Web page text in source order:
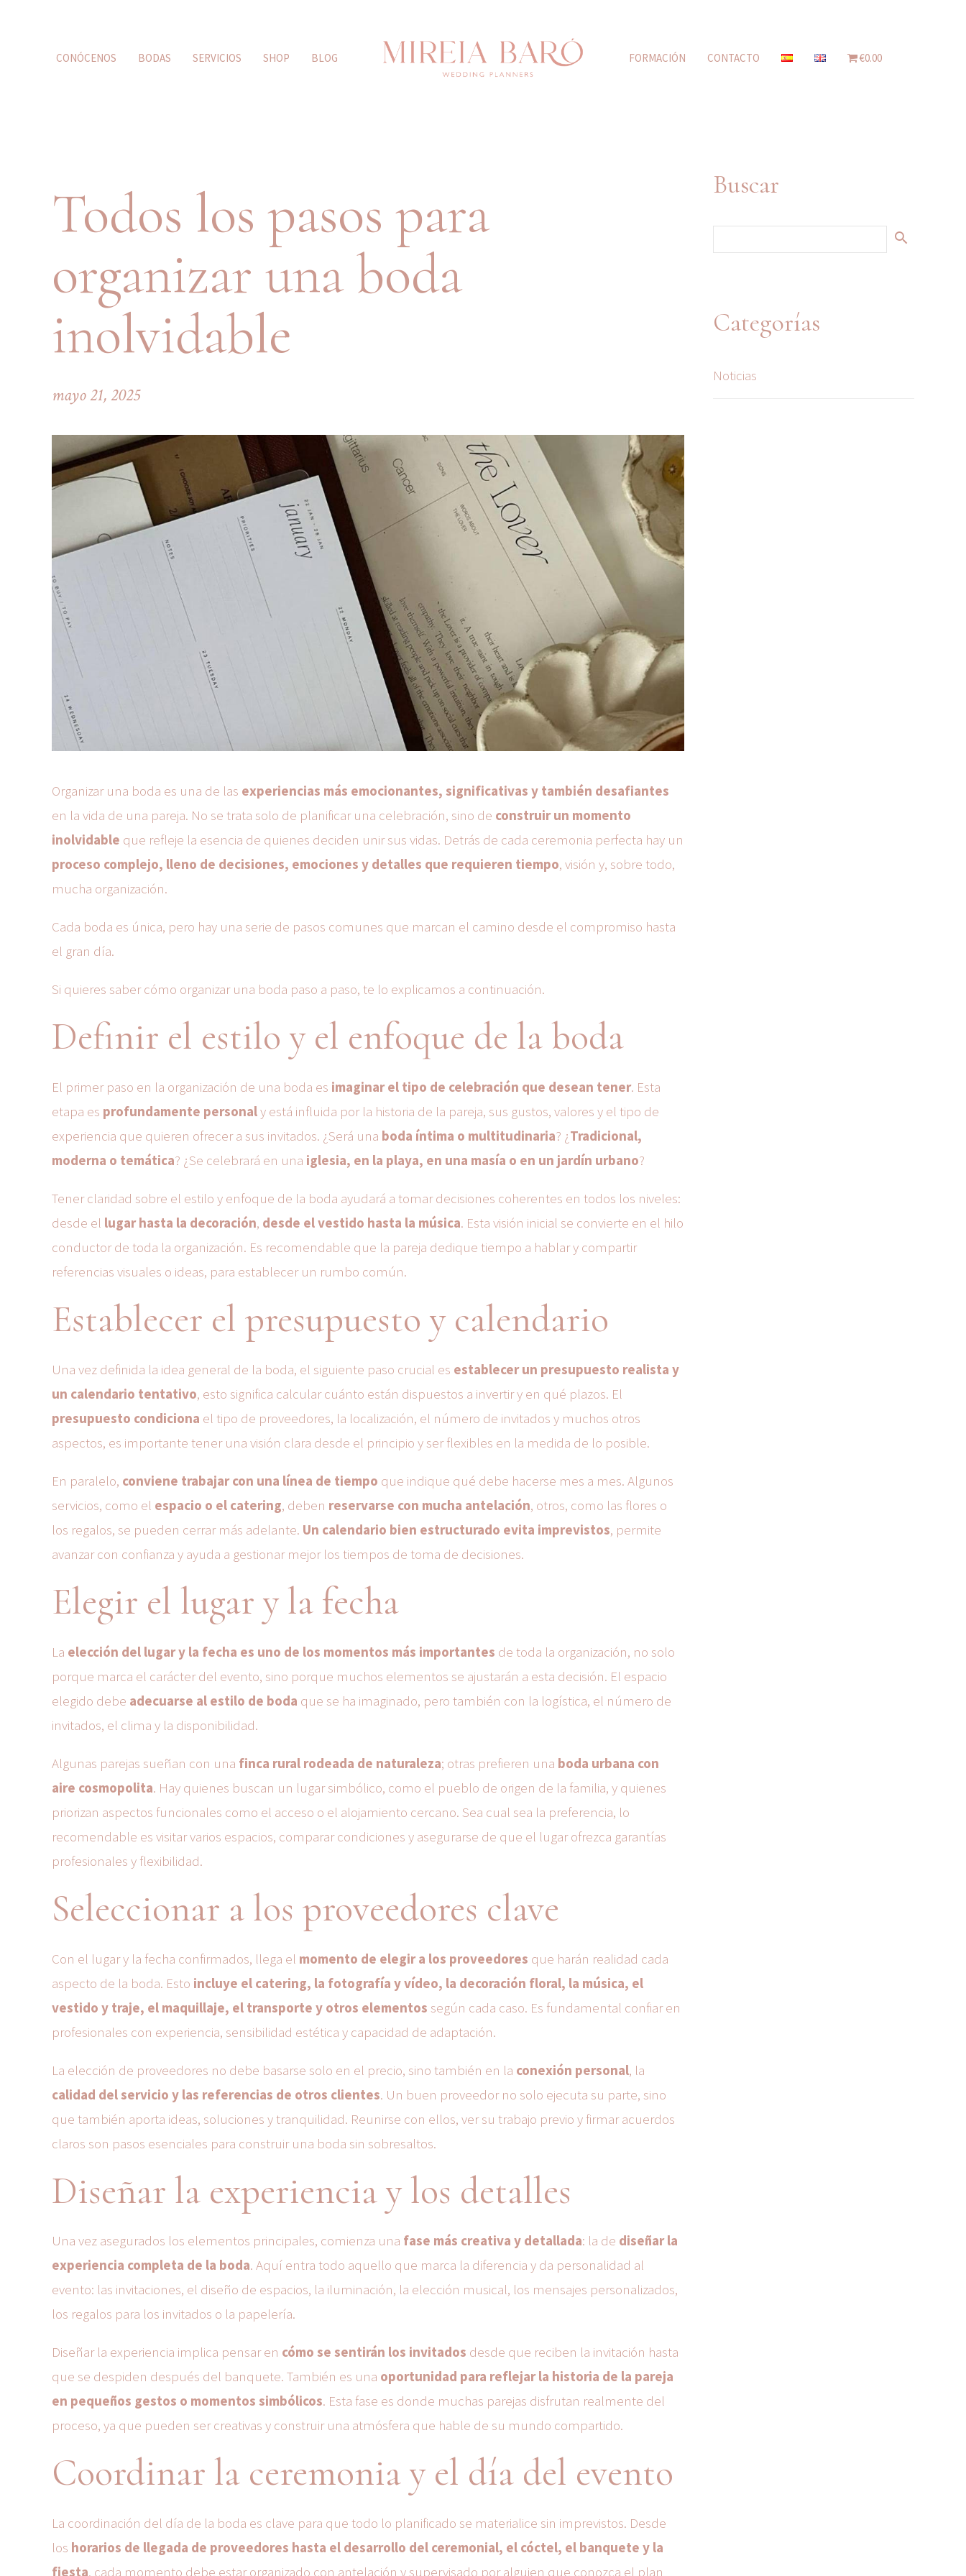
CONÓCENOS BODAS SERVICIOS SHOP BLOG FORMACIÓN CONTACTO €0.00
Todos los pasos para
organizar una boda
inolvidable
mayo 21, 2025
Organizar una boda es una de las experiencias más emocionantes, significativas y también desafiantes
en la vida de una pareja. No se trata solo de planificar una celebración, sino de construir un momento
inolvidable que refleje la esencia de quienes deciden unir sus vidas. Detrás de cada ceremonia perfecta hay un
proceso complejo, lleno de decisiones, emociones y detalles que requieren tiempo, visión y, sobre todo,
mucha organización.
Cada boda es única, pero hay una serie de pasos comunes que marcan el camino desde el compromiso hasta
el gran día.
Si quieres saber cómo organizar una boda paso a paso, te lo explicamos a continuación.
Definir el estilo y el enfoque de la boda
El primer paso en la organización de una boda es imaginar el tipo de celebración que desean tener. Esta
etapa es profundamente personaly está influida por la historia de la pareja, sus gustos, valores y el tipo de
experiencia que quieren ofrecer a sus invitados. ¿Será una boda íntima o multitudinaria? ¿Tradicional,
moderna o temática? ¿Se celebrará en una iglesia, en la playa, en una masía o en un jardín urbano?
Tener claridad sobre el estilo y enfoque de la boda ayudará a tomar decisiones coherentes en todos los niveles:
desde el lugar hasta la decoración, desde el vestido hasta la música. Esta visión inicial se convierte en el hilo
conductor de toda la organización. Es recomendable que la pareja dedique tiempo a hablar y compartir
referencias visuales o ideas, para establecer un rumbo común.
Establecer el presupuesto y calendario
Una vez definida la idea general de la boda, el siguiente paso crucial es establecer un presupuesto realista y
un calendario tentativo, esto significa calcular cuánto están dispuestos a invertir y en qué plazos. El
presupuesto condiciona el tipo de proveedores, la localización, el número de invitados y muchos otros
aspectos, es importante tener una visión clara desde el principio y ser flexibles en la medida de lo posible.
En paralelo, conviene trabajar con una línea de tiempo que indique qué debe hacerse mes a mes. Algunos
servicios, como el espacio o el catering, deben reservarse con mucha antelación, otros, como las flores o
los regalos, se pueden cerrar más adelante. Un calendario bien estructurado evita imprevistos, permite
avanzar con confianza y ayuda a gestionar mejor los tiempos de toma de decisiones.
Elegir el lugar y la fecha
La elección del lugar y la fecha es uno de los momentos más importantes de toda la organización, no solo
porque marca el carácter del evento, sino porque muchos elementos se ajustarán a esta decisión. El espacio
elegido debe adecuarse al estilo de boda que se ha imaginado, pero también con la logística, el número de
invitados, el clima y la disponibilidad.
Algunas parejas sueñan con una finca rural rodeada de naturaleza; otras prefieren una boda urbana con
aire cosmopolita. Hay quienes buscan un lugar simbólico, como el pueblo de origen de la familia, y quienes
priorizan aspectos funcionales como el acceso o el alojamiento cercano. Sea cual sea la preferencia, lo
recomendable es visitar varios espacios, comparar condiciones y asegurarse de que el lugar ofrezca garantías
profesionales y flexibilidad.
Seleccionar a los proveedores clave
Con el lugar y la fecha confirmados, llega el momento de elegir a los proveedores que harán realidad cada
aspecto de la boda. Esto incluye el catering, la fotografía y vídeo, la decoración floral, la música, el
vestido y traje, el maquillaje, el transporte y otros elementos según cada caso. Es fundamental confiar en
profesionales con experiencia, sensibilidad estética y capacidad de adaptación.
La elección de proveedores no debe basarse solo en el precio, sino también en la conexión personal, la
calidad del servicio y las referencias de otros clientes. Un buen proveedor no solo ejecuta su parte, sino
que también aporta ideas, soluciones y tranquilidad. Reunirse con ellos, ver su trabajo previo y firmar acuerdos
claros son pasos esenciales para construir una boda sin sobresaltos.
Diseñar la experiencia y los detalles
Una vez asegurados los elementos principales, comienza una fase más creativa y detallada: la de diseñar la
experiencia completa de la boda. Aquí entra todo aquello que marca la diferencia y da personalidad al
evento: las invitaciones, el diseño de espacios, la iluminación, la elección musical, los mensajes personalizados,
los regalos para los invitados o la papelería.
Diseñar la experiencia implica pensar en cómo se sentirán los invitados desde que reciben la invitación hasta
que se despiden después del banquete. También es una oportunidad para reflejar la historia de la pareja
en pequeños gestos o momentos simbólicos. Esta fase es donde muchas parejas disfrutan realmente del
proceso, ya que pueden ser creativas y construir una atmósfera que hable de su mundo compartido.
Coordinar la ceremonia y el día del evento
La coordinación del día de la boda es clave para que todo lo planificado se materialice sin imprevistos. Desde
los horarios de llegada de proveedores hasta el desarrollo del ceremonial, el cóctel, el banquete y la
fiesta, cada momento debe estar organizado con antelación y supervisado por alguien que conozca el plan
Buscar
Categorías
Noticias